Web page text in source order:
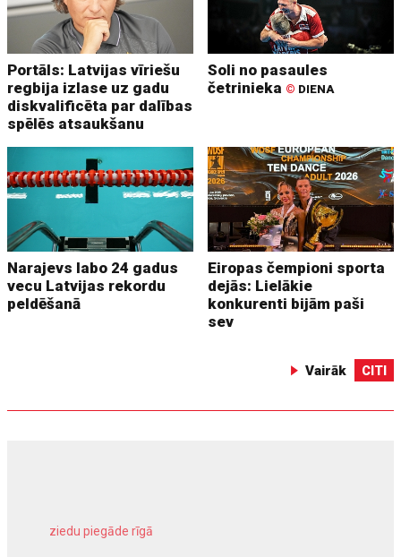
Portāls: Latvijas vīriešu
regbija izlase uz gadu
diskvalificēta par dalības
spēlēs atsaukšanu
Soli no pasaules
četrinieka © DIENA
Narajevs labo 24 gadus
vecu Latvijas rekordu
peldēšanā
Eiropas čempioni sporta
dejās: Lielākie
konkurenti bijām paši
sev
Vairāk CITI
ziedu piegāde rīgā